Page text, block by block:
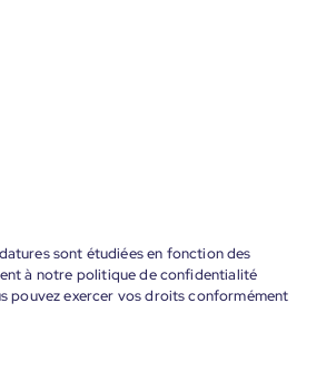
sont étudiées en fonction des
à notre politique de confidentialité
pouvez exercer vos droits conformément